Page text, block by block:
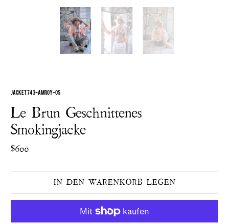
JACKET 743-AMROY-OS
Le Brun Geschnittenes
Smokingjacke
$600
IN DEN WARENKORB LEGEN